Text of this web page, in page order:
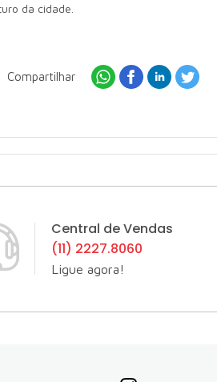
da cidade.
Compartilhar
Central de Vendas
(11) 2227.8060
Ligue agora!